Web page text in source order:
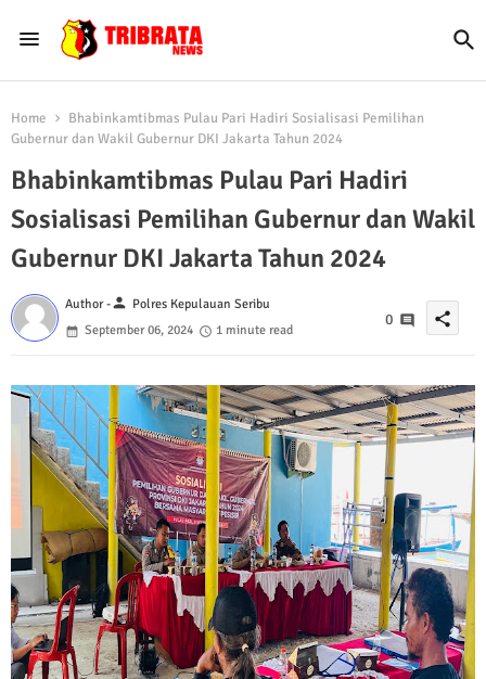
Home
Bhabinkamtibmas Pulau Pari Hadiri Sosialisasi Pemilihan
Gubernur dan Wakil Gubernur DKI Jakarta Tahun 2024
Bhabinkamtibmas Pulau Pari Hadiri
Sosialisasi Pemilihan Gubernur dan Wakil
Gubernur DKI Jakarta Tahun 2024
Author -person Polres Kepulauan Seribu
September 06, 2024
1 minute read
0 share